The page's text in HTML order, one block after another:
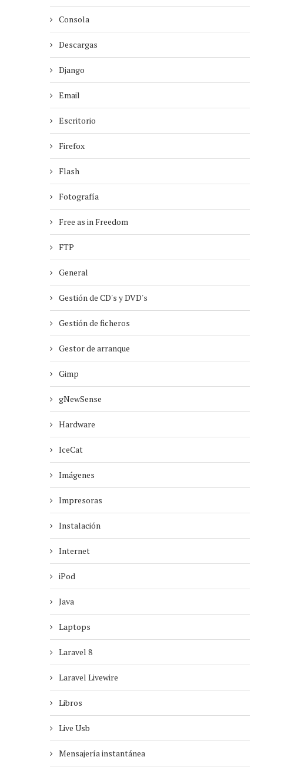
Consola
Descargas
Django
Email
Escritorio
Firefox
Flash
Fotografía
Free as in Freedom
FTP
General
Gestión de CD's y DVD's
Gestión de ficheros
Gestor de arranque
Gimp
gNewSense
Hardware
IceCat
Imágenes
Impresoras
Instalación
Internet
iPod
Java
Laptops
Laravel 8
Laravel Livewire
Libros
Live Usb
Mensajería instantánea